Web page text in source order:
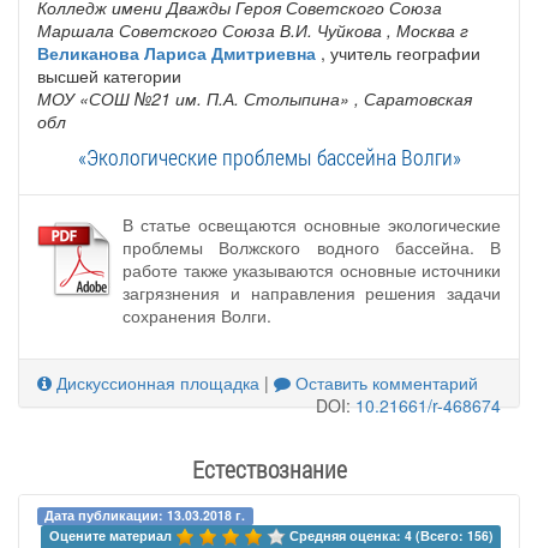
Колледж имени Дважды Героя Советского Союза
Маршала Советского Союза В.И. Чуйкова , Москва г
Великанова Лариса Дмитриевна , учитель географии
высшей категории
МОУ «СОШ №21 им. П.А. Столыпина» , Саратовская
обл
«Экологические проблемы бассейна Волги»
В статье освещаются основные экологические
проблемы Волжского водного бассейна. В
работе также указываются основные источники
загрязнения и направления решения задачи
сохранения Волги.
Дискуссионная площадка |
Оставить комментарий
DOI:10.21661/r-468674
Естествознание
Дата публикации: 13.03.2018 г.
Оцените материал
Средняя оценка: 4 (Всего: 156)